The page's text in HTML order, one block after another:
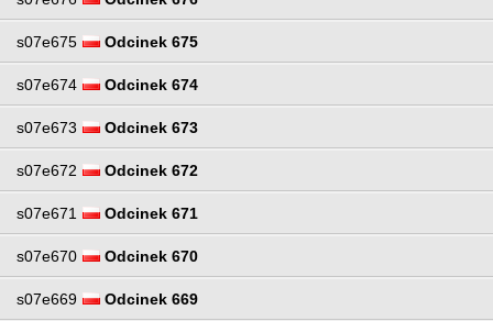
s07e675 Odcinek 675
s07e674 Odcinek 674
s07e673 Odcinek 673
s07e672 Odcinek 672
s07e671 Odcinek 671
s07e670 Odcinek 670
s07e669 Odcinek 669